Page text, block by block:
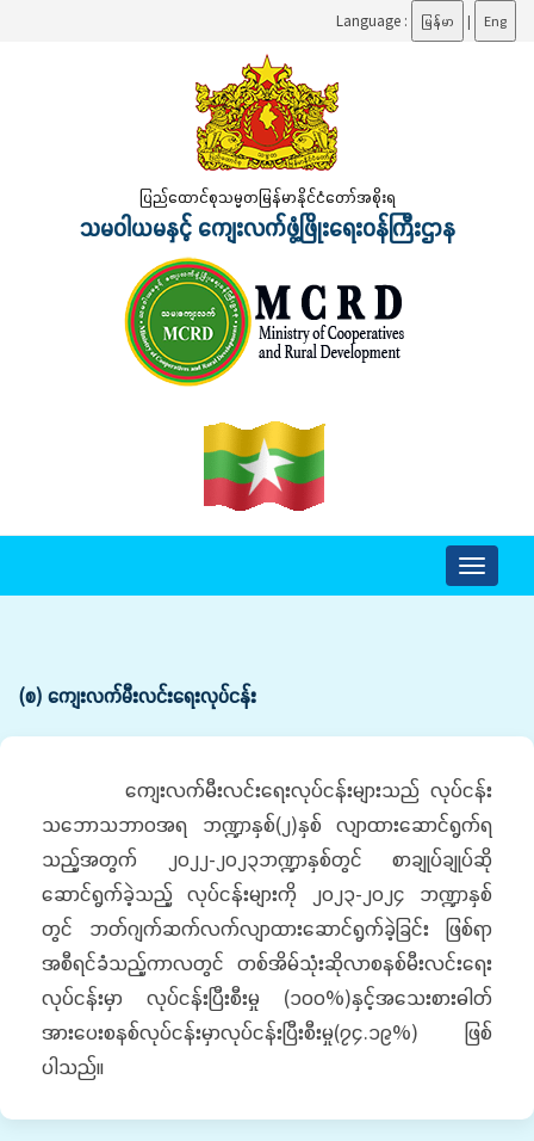
Language : မြန်မာ | Eng
ပြည်ထောင်စုသမ္မတမြန်မာနိုင်ငံတော်အစိုးရ
သမဝါယမနှင့် ကျေးလက်ဖွံ့ဖြိုးရေးဝန်ကြီးဌာန
Toggle
(စ) ကျေးလက်မီးလင်းရေးလုပ်ငန်း
ကျေးလက်မီးလင်းရေးလုပ်ငန်းများသည် လုပ်ငန်း
သဘောသဘာဝအရ ဘဏ္ဍာနှစ်(၂)နှစ် လျာထားဆောင်ရွက်ရ
သည့်အတွက် ၂၀၂၂-၂၀၂၃ဘဏ္ဍာနှစ်တွင် စာချုပ်ချုပ်ဆို
ဆောင်ရွက်ခဲ့သည့် လုပ်ငန်းများကို ၂၀၂၃-၂၀၂၄ ဘဏ္ဍာနှစ်
တွင် ဘတ်ဂျက်ဆက်လက်လျာထားဆောင်ရွက်ခဲ့ခြင်း ဖြစ်ရာ
အစီရင်ခံသည့်ကာလတွင် တစ်အိမ်သုံးဆိုလာစနစ်မီးလင်းရေး
လုပ်ငန်းမှာ လုပ်ငန်းပြီးစီးမှု (၁၀၀%)နှင့်အသေးစားဓါတ်
အားပေးစနစ်လုပ်ငန်းမှာလုပ်ငန်းပြီးစီးမှု(၇၄.၁၉%) ဖြစ်
ပါသည်။